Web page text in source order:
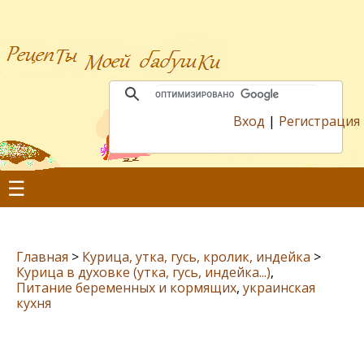
Вход | Регистрация
☰
Главная > Курица, утка, гусь, кролик, индейка >
Курица в духовке (утка, гусь, индейка...),
Питание беременных и кормящих, украинская
кухня